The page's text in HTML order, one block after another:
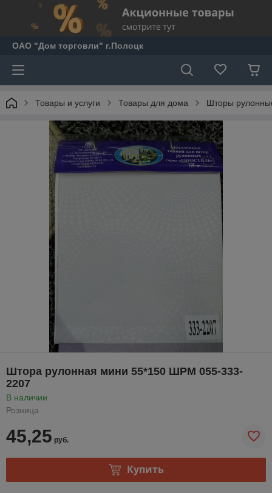
ОАО "Дом торговли" г.Полоцк
Товары и услуги Товары для дома Шторы
Штора рулонная мини 55*150 ШРМ 055-333-
2207
В наличии
Розница
45,25 руб.
Купить